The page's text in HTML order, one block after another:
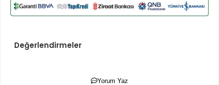
Değerlendirmeler
Yorum Yaz